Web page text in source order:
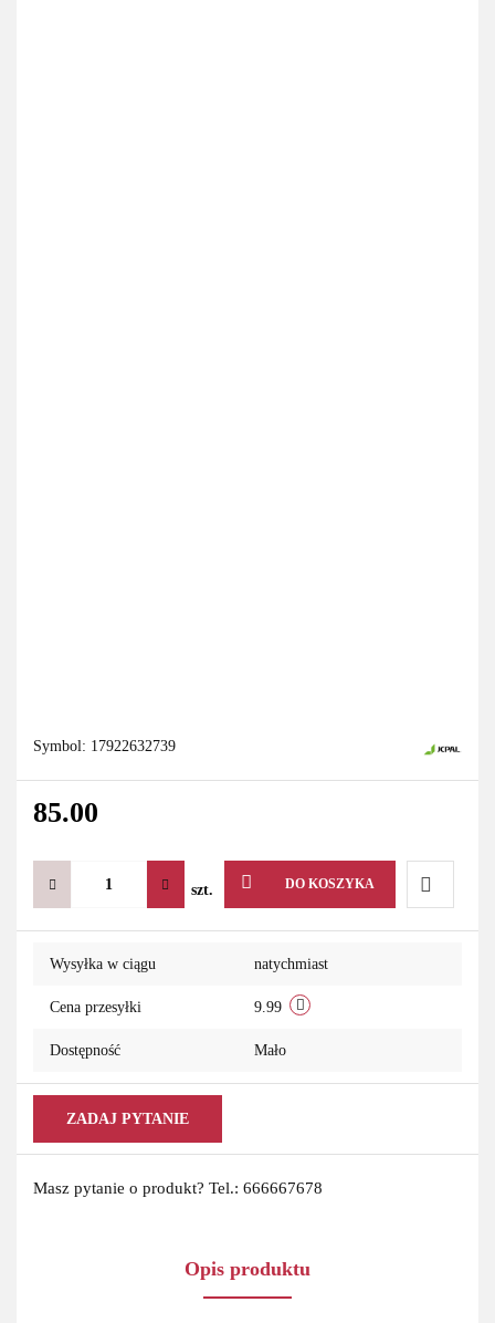
Symbol: 17922632739
85.00
szt. DO KOSZYKA
Do
Wysyłka w ciągu natychmiast
Cena przesyłki 9.99
Dostępność Mało
ZADAJ PYTANIE
Masz pytanie o produkt? Tel.: 666667678
Opis produktu